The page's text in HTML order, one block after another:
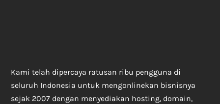
Kami telah dipercaya ratusan ribu pengguna di
seluruh Indonesia untuk mengonlinekan bisnisnya
sejak 2007 dengan menyediakan hosting, domain,